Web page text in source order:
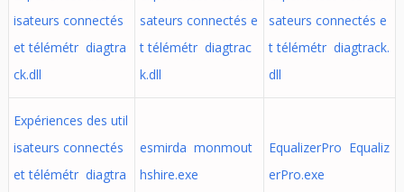
isateurs connectés
et télémétr diagtra
ck.dll
sateurs connectés e
t télémétr diagtrac
k.dll
sateurs connectés e
t télémétr diagtrack.
dll
Expériences des util
isateurs connectés
et télémétr diagtra
esmirda monmout
hshire.exe
EqualizerPro Equaliz
erPro.exe